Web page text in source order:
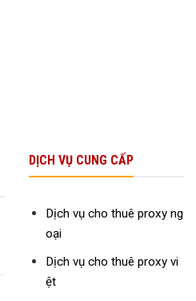
DỊCH VỤ CUNG CẤP
Dịch vụ cho thuê proxy ng
oại
Dịch vụ cho thuê proxy vi
ệt